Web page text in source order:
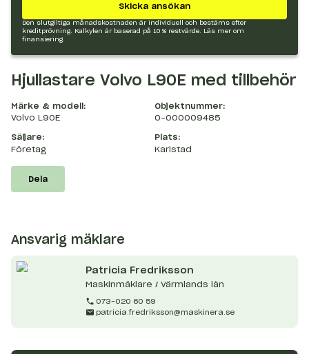
Skicka ansökan
Den slutgiltiga månadskostnaden är individuell och bestäms efter
kreditprövning. Kalkylen är baserad på 10 % restvärde.
Läs mer om
finansiering.
Hjullastare Volvo L90E med tillbehör
Märke & modell:
Volvo L90E
Objektnummer:
O-000009485
Säljare:
Företag
Plats:
Karlstad
Dela
Ansvarig mäklare
Patricia Fredriksson
Maskinmäklare / Värmlands län
073-020 60 59
patricia.fredriksson@maskinera.se